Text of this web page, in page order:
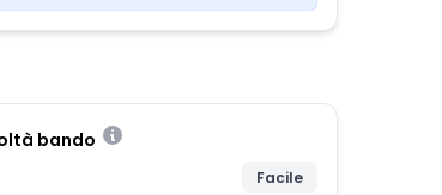
bando
Facile